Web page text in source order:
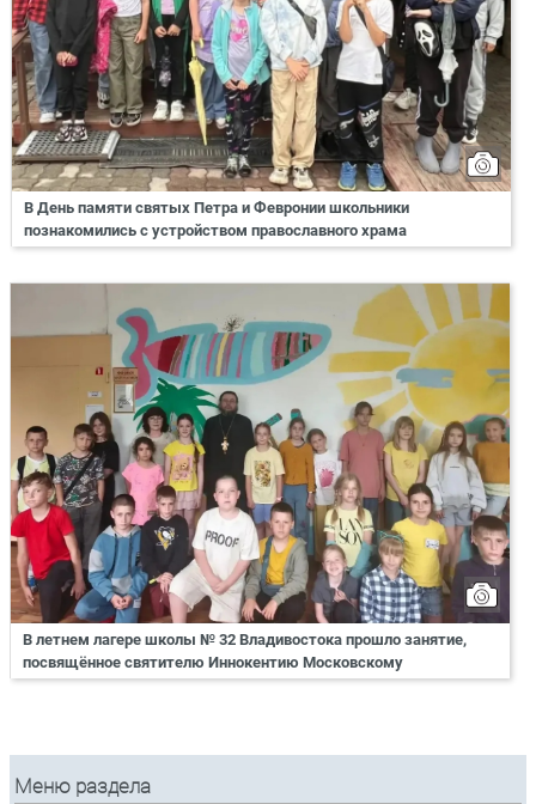
В День памяти святых Петра и Февронии школьники
познакомились с устройством православного храма
В летнем лагере школы № 32 Владивостока прошло занятие,
посвящённое святителю Иннокентию Московскому
Меню раздела